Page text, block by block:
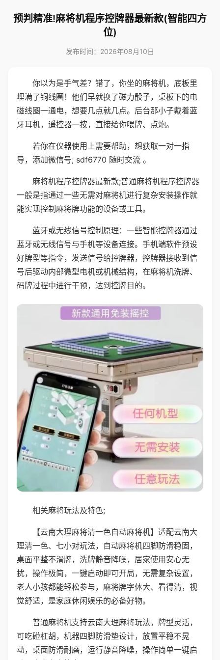
预判精准!麻将机程序控牌器最新款(智能四方
位)
发布时间：2026年08月10日
你以为是手气差？错了，你坐的麻将机，底板里
埋满了铜线圈！他们早就换了磁力骰子，桌板下的电
磁线圈一通电，想要几点就几点。后台那小子戴着蓝
牙耳机，遥控器一按，直接给你喂牌、点炮。
若你在仪器使用上需要帮助，想获取一对一指
导，添加微信号; sdf6770 随时交流 。
麻将机程序控牌器最新款;普通麻将机程序控牌器
一般是指通过一些无需对麻将机进行复杂安装操作就
能实现控制麻将牌功能的设备或工具。
蓝牙或无线信号控制原理：一些智能控牌器通过
蓝牙或无线信号与手机等设备连接。手机端软件预设
好牌型等指令，发送信号给控牌器，控牌器接收到信
号后驱动内部微型电机或机械结构，在麻将机洗牌、
码牌过程中进行干预，达到控牌目的。
相关麻将玩法及特色;
【云南大理麻将清一色自动麻将机】适配云南大
理清一色、七小对玩法，自动麻将机四脚防滑稳固，
桌面平整不滑牌，洗牌静音降噪，居家使用安心无
扰，操作极简，一键启动即可开局，无需复杂设置，
老人小孩都能轻松参与，麻将牌字体大、看得清，视
觉舒适，是家庭休闲娱乐的必备好物。
普通麻将机支持云南大理麻将玩法，牌型灵活，
可吃碰杠胡，机器四脚防滑垫设计，放置平稳不晃
动，桌面防滑耐磨，运行静音降噪，操作简单一键启